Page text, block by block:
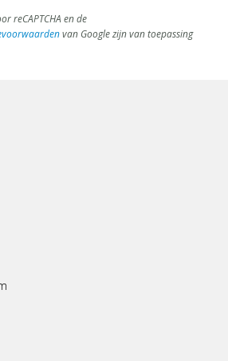
reCAPTCHA en de
van Google zijn van toepassing